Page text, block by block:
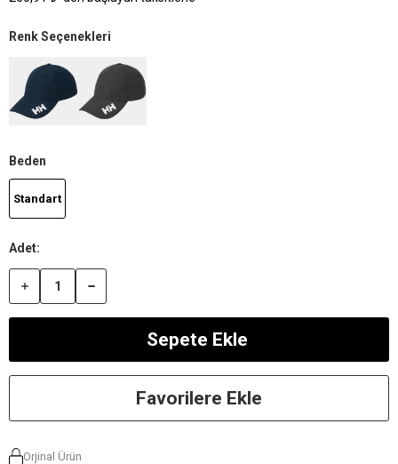
Renk Seçenekleri
Beden
Standart
Favorilere Ekle
Orjinal Ürün